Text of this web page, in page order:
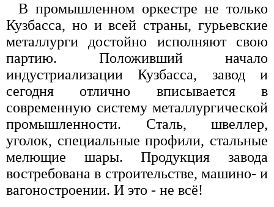
В промышленном оркестре не только
Кузбасса, но и всей страны, гурьевские
металлурги достойно исполняют свою
партию. Положивший начало
индустриализации Кузбасса, завод и
сегодня отлично вписывается в
современную систему металлургической
промышленности. Сталь, швеллер,
уголок, специальные профили, стальные
мелющие шары. Продукция завода
востребована в строительстве, машино- и
вагоностроении. И это - не всё!